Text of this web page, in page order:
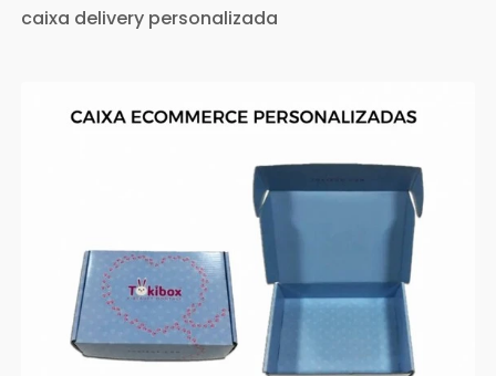
caixa delivery personalizada